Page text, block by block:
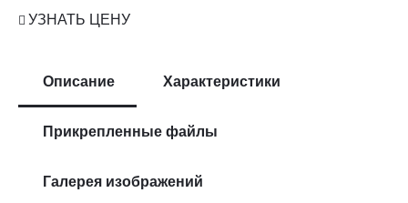
УЗНАТЬ ЦЕНУ
Описание Характеристики
Прикрепленные файлы
Галерея изображений